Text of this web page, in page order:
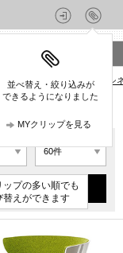
並べ替え・絞り込みが
できるようになりました
MYクリップを見る
チェア GARSNAS(ヤシ
ップの多い順でも
替えができます